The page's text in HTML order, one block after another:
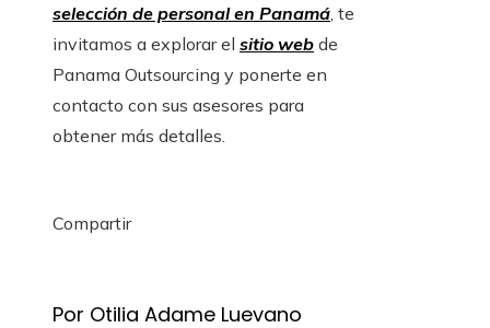
selección de personal en Panamá, te
invitamos a explorar el sitio web de
Panama Outsourcing y ponerte en
contacto con sus asesores para
obtener más detalles.
Compartir
Por Otilia Adame Luevano